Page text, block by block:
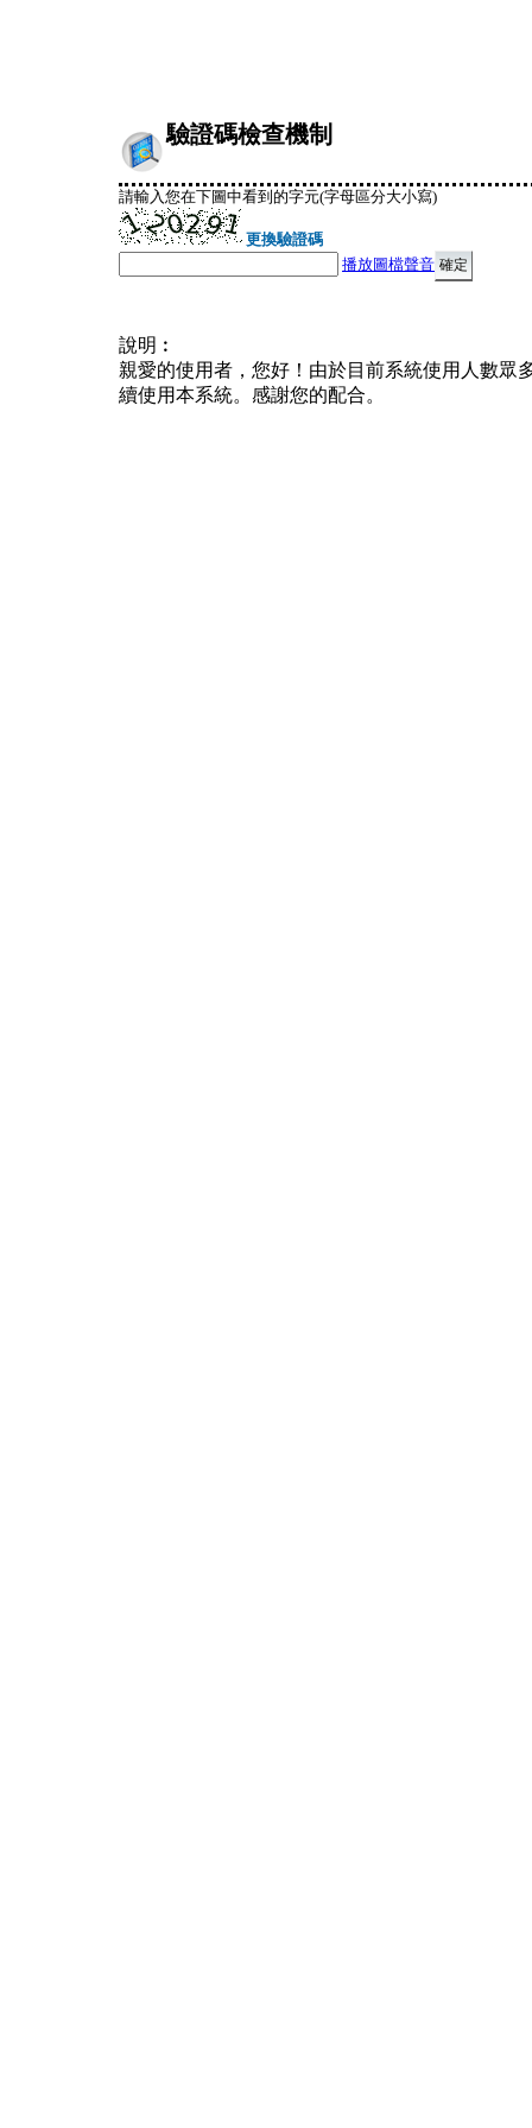
驗證碼檢查機制
請輸入您在下圖中看到的字元(字母區分大小寫)
更換驗證碼
播放圖檔聲音
說明︰
親愛的使用者，您好！由於目前系統使用人數眾
續使用本系統。感謝您的配合。